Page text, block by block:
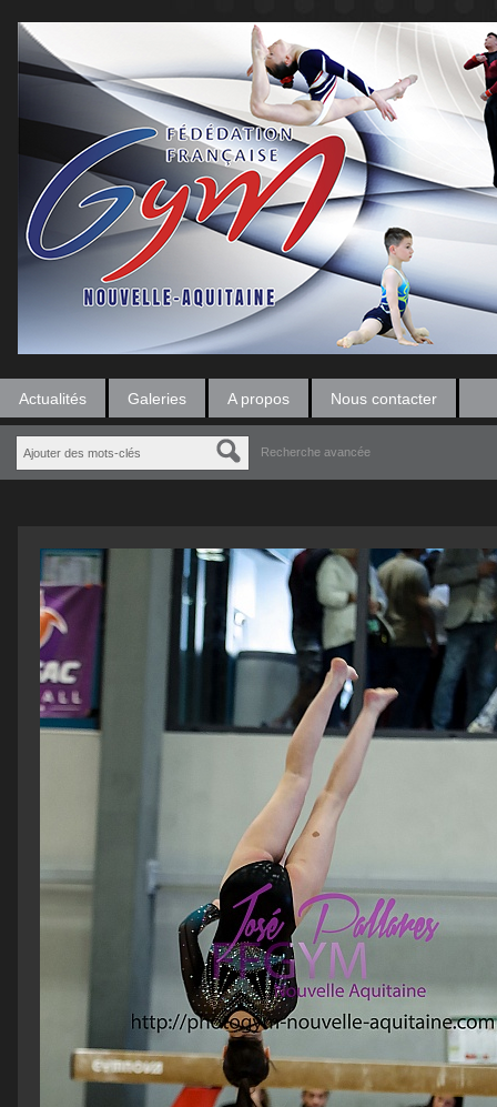
Actualités Galeries A propos Nous contacter
Recherche avancée